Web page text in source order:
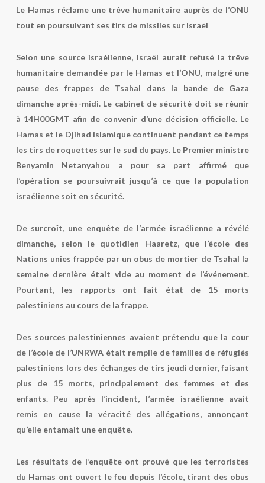
Le Hamas réclame une trêve humanitaire auprès de l’ONU
tout en poursuivant ses tirs de missiles sur Israël
Selon une source israélienne, Israël aurait refusé la trêve
humanitaire demandée par le Hamas et l’ONU, malgré une
pause des frappes de Tsahal dans la bande de Gaza
dimanche après-midi. Le cabinet de sécurité doit se réunir
à 14H00GMT afin de convenir d’une décision officielle. Le
Hamas et le Djihad islamique continuent pendant ce temps
les tirs de roquettes sur le sud du pays. Le Premier ministre
Benyamin Netanyahou a pour sa part affirmé que
l’opération se poursuivrait jusqu’à ce que la population
israélienne soit en sécurité.
De surcroît, une enquête de l’armée israélienne a révélé
dimanche, selon le quotidien Haaretz, que l’école des
Nations unies frappée par un obus de mortier de Tsahal la
semaine dernière était vide au moment de l’événement.
Pourtant, les rapports ont fait état de 15 morts
palestiniens au cours de la frappe.
Des sources palestiniennes avaient prétendu que la cour
de l’école de l’UNRWA était remplie de familles de réfugiés
palestiniens lors des échanges de tirs jeudi dernier, faisant
plus de 15 morts, principalement des femmes et des
enfants. Peu après l’incident, l’armée israélienne avait
remis en cause la véracité des allégations, annonçant
qu’elle entamait une enquête.
Les résultats de l’enquête ont prouvé que les terroristes
du Hamas ont ouvert le feu depuis l’école, tirant des obus